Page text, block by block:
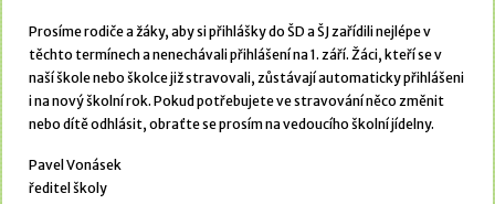
Prosíme rodiče a žáky, aby si přihlášky do ŠD a ŠJ zařídili nejlépe v
těchto termínech a nenechávali přihlášení na 1. září. Žáci, kteří se v
naší škole nebo školce již stravovali, zůstávají automaticky přihlášeni
i na nový školní rok. Pokud potřebujete ve stravování něco změnit
nebo dítě odhlásit, obraťte se prosím na vedoucího školní jídelny.
Pavel Vonásek
ředitel školy